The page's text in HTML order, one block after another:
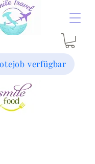
verfügbar